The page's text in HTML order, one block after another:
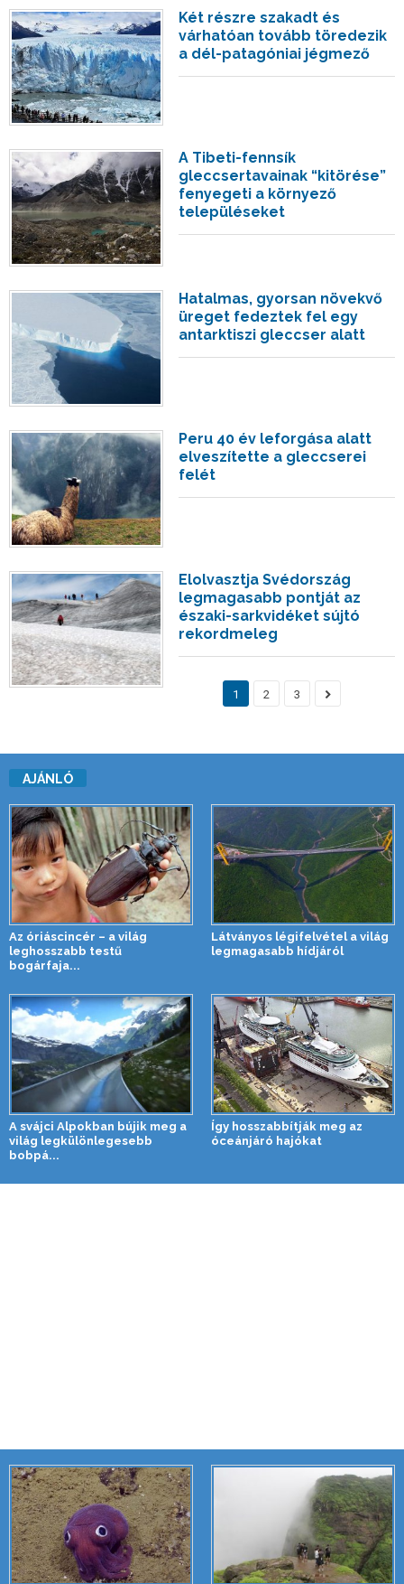
Két részre szakadt és
várhatóan tovább töredezik
a dél-patagóniai jégmező
A Tibeti-fennsík
gleccsertavainak “kitörése”
fenyegeti a környező
településeket
Hatalmas, gyorsan növekvő
üreget fedeztek fel egy
antarktiszi gleccser alatt
Peru 40 év leforgása alatt
elveszítette a gleccserei
felét
Elolvasztja Svédország
legmagasabb pontját az
északi-sarkvidéket sújtó
rekordmeleg
1 2 3
AJÁNLÓ
Az óriáscincér – a világ
leghosszabb testű
bogárfaja...
Látványos légifelvétel a világ
legmagasabb hídjáról
A svájci Alpokban bújik meg a
világ legkülönlegesebb
bobpá...
Így hosszabbítják meg az
óceánjáró hajókat